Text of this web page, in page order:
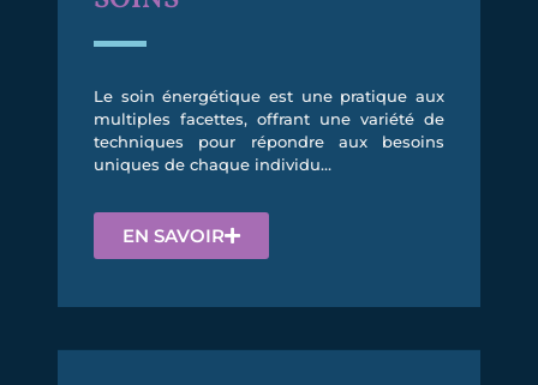
Le soin énergétique est une pratique aux
multiples facettes, offrant une variété de
techniques pour répondre aux besoins
uniques de chaque individu…
EN SAVOIR